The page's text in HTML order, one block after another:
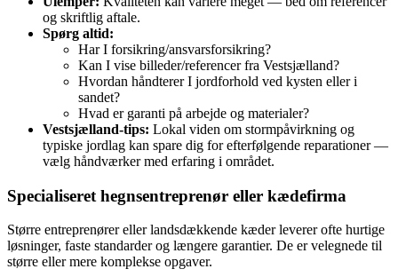
og skriftlig aftale.
Spørg altid:
Har I forsikring/ansvarsforsikring?
Kan I vise billeder/referencer fra Vestsjælland?
Hvordan håndterer I jordforhold ved kysten eller i
sandet?
Hvad er garanti på arbejde og materialer?
Vestsjælland‑tips: Lokal viden om stormpåvirkning og
typiske jordlag kan spare dig for efterfølgende reparationer —
vælg håndværker med erfaring i området.
Specialiseret hegnsentreprenør eller kædefirma
Større entreprenører eller landsdækkende kæder leverer ofte hurtige
løsninger, faste standarder og længere garantier. De er velegnede til
større eller mere komplekse opgaver.